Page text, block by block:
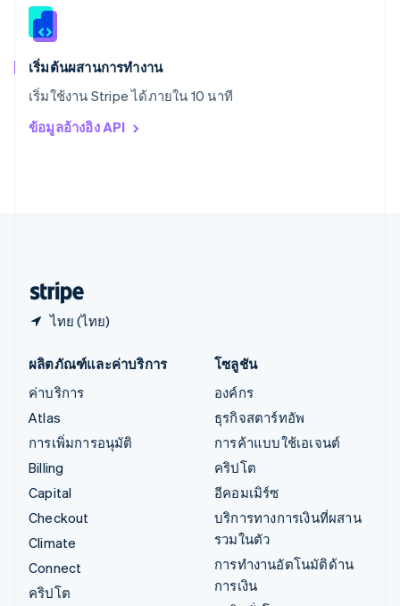
เริ่มต้นผสานการทำงาน
เริ่มใช้งาน Stripe ได้ภายใน 10 นาที
ข้อมูลอ้างอิง API
ไทย (ไทย)
สิงคโปร์
ออสเตรเลีย
English
DeutschEnglish
อิตาลี
ItalianoEnglish
ผลิตภัณฑ์และค่าบริการ
ค่าบริการ
Atlas
การเพิ่มการอนุมัติ
Billing
Capital
Checkout
Climate
Connect
คริปโต
โซลูชัน
องค์กร
ธุรกิจสตาร์ทอัพ
การค้าแบบใช้เอเจนต์
คริปโต
อีคอมเมิร์ซ
บริการทางการเงินที่ผสาน
รวมในตัว
การทำงานอัตโนมัติด้าน
การเงิน